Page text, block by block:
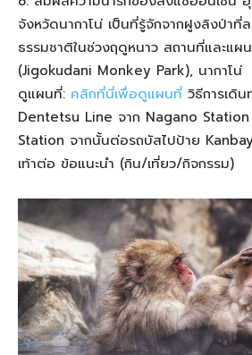
จังหวัดนากาโน่ เป็นที่รู้จักจากฝูงลิงป่าที่
ธรรมชาติในช่วงฤดูหนาว สถานที่และแ
(Jigokudani Monkey Park), นากาโน่
ดูแผนที่: คลิกที่นี่เพื่อดูแผนที่ วิธีการเดิ
Dentetsu Line จาก Nagano Station
Station จากนั้นต่อรถบัสไปป้าย
เท้าต่อ ข้อแนะนำ (กิน/เที่ยว/กิจกรรม)